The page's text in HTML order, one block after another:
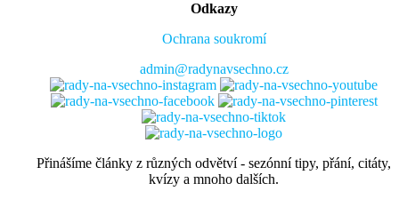
Odkazy
Ochrana soukromí
admin@radynavsechno.cz
Přinášíme články z různých odvětví - sezónní tipy, přání, citáty,
kvízy a mnoho dalších.